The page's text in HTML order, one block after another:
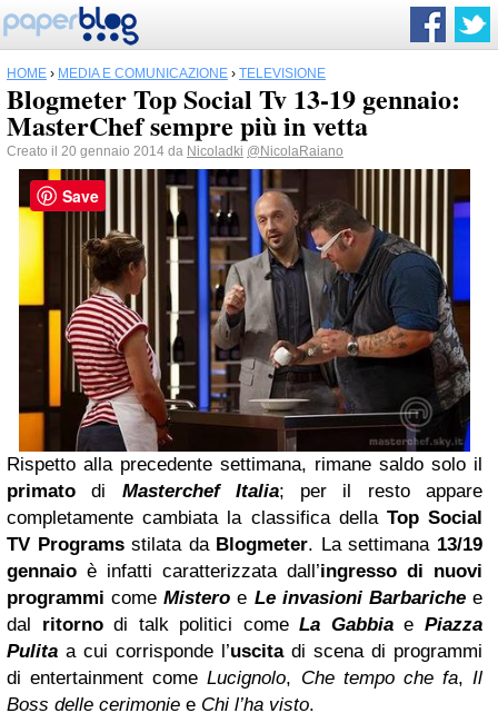
HOME › MEDIA E COMUNICAZIONE › TELEVISIONE
Blogmeter Top Social Tv 13-19 gennaio:
MasterChef sempre più in vetta
Creato il 20 gennaio 2014 da Nicoladki @NicolaRaiano
Rispetto alla precedente settimana, rimane saldo solo il
primato di Masterchef Italia; per il resto appare
completamente cambiata la classifica della Top Social
TV Programsstilata da Blogmeter. La settimana 13/19
gennaio è infatti caratterizzata dall’ingresso di nuovi
programmi comeMistero e Le invasioni Barbarichee
dal ritornodi talk politici comeLa GabbiaePiazza
Pulita a cui corrisponde l’uscitadi scena di programmi
di entertainment comeLucignolo, Che tempo che fa, Il
Boss delle cerimonie e Chi l’ha visto.
Save